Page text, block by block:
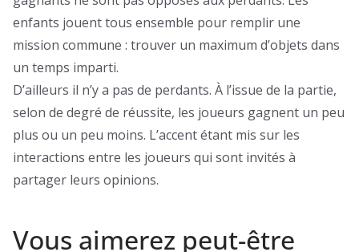
enfants jouent tous ensemble pour remplir une
mission commune : trouver un maximum d’objets dans
un temps imparti.
D’ailleurs il n’y a pas de perdants. À l’issue de la partie,
selon de degré de réussite, les joueurs gagnent un peu
plus ou un peu moins. L’accent étant mis sur les
interactions entre les joueurs qui sont invités à
partager leurs opinions.
Vous aimerez peut-être